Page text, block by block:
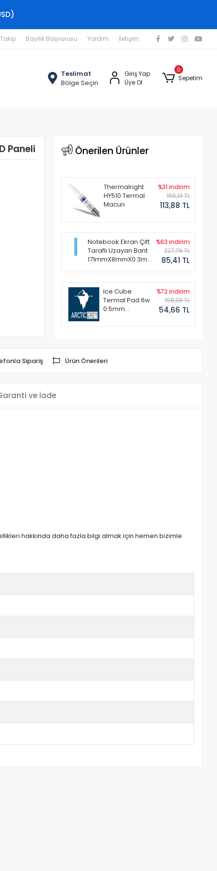
Bayilik Başvurusu Yardım İletişim
Teslimat
Bölge Seçin
Giriş Yap
Üye Ol
0
Sepetim
Paneli Önerilen Ürünler
Thermalright
HY510 Termal
Macun
%31 indirim
165,13 TL
113,88 TL
Notebook Ekran Çift
Taraflı Uzayan Bant
171mmX8mmX0.3mm
%63 indirim
227,76 TL
85,41 TL
Ice Cube
Termal Pad 6w
0.5mm
%72 indirim
198,38 TL
54,66 TL
Sipariş Ürün Önerileri
ve İade
hakkında daha fazla bilgi almak için hemen bizimle